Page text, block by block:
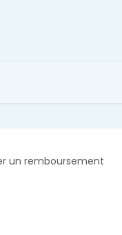
un remboursement